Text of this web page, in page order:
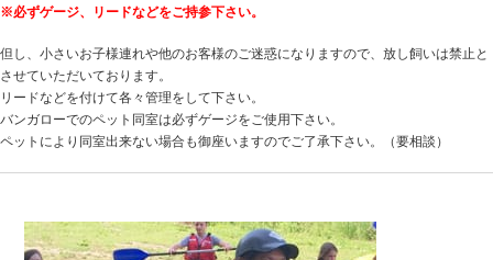
※必ずゲージ、リードなどをご持参下さい。
但し、小さいお子様連れや他のお客様のご迷惑になりますので、放し飼いは禁止と
させていただいております。
リードなどを付けて各々管理をして下さい。
バンガローでのペット同室は必ずゲージをご使用下さい。
ペットにより同室出来ない場合も御座いますのでご了承下さい。（要相談）